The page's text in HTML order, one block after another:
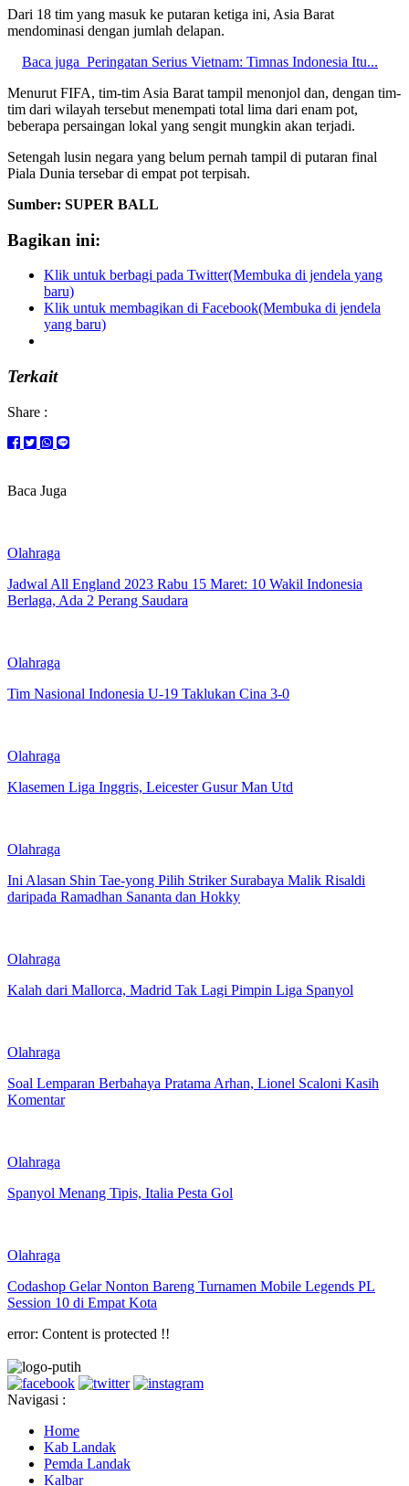
Dari 18 tim yang masuk ke putaran ketiga ini, Asia Barat
mendominasi dengan jumlah delapan.
Baca juga Peringatan Serius Vietnam: Timnas Indonesia Itu...
Menurut FIFA, tim-tim Asia Barat tampil menonjol dan, dengan tim-
tim dari wilayah tersebut menempati total lima dari enam pot,
beberapa persaingan lokal yang sengit mungkin akan terjadi.
Setengah lusin negara yang belum pernah tampil di putaran final
Piala Dunia tersebar di empat pot terpisah.
Sumber: SUPER BALL
Bagikan ini:
Klik untuk berbagi pada Twitter(Membuka di jendela yang
baru)
Klik untuk membagikan di Facebook(Membuka di jendela
yang baru)
Terkait
Share :
Baca Juga
Olahraga
Jadwal All England 2023 Rabu 15 Maret: 10 Wakil Indonesia
Berlaga, Ada 2 Perang Saudara
Olahraga
Tim Nasional Indonesia U-19 Taklukan Cina 3-0
Olahraga
Klasemen Liga Inggris, Leicester Gusur Man Utd
Olahraga
Ini Alasan Shin Tae-yong Pilih Striker Surabaya Malik Risaldi
daripada Ramadhan Sananta dan Hokky
Olahraga
Kalah dari Mallorca, Madrid Tak Lagi Pimpin Liga Spanyol
Olahraga
Soal Lemparan Berbahaya Pratama Arhan, Lionel Scaloni Kasih
Komentar
Olahraga
Spanyol Menang Tipis, Italia Pesta Gol
Olahraga
Codashop Gelar Nonton Bareng Turnamen Mobile Legends PL
Session 10 di Empat Kota
error: Content is protected !!
Navigasi :
Home
Kab Landak
Pemda Landak
Kalbar